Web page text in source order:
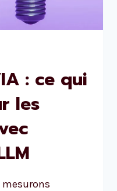
: ce qui
les
mesurons